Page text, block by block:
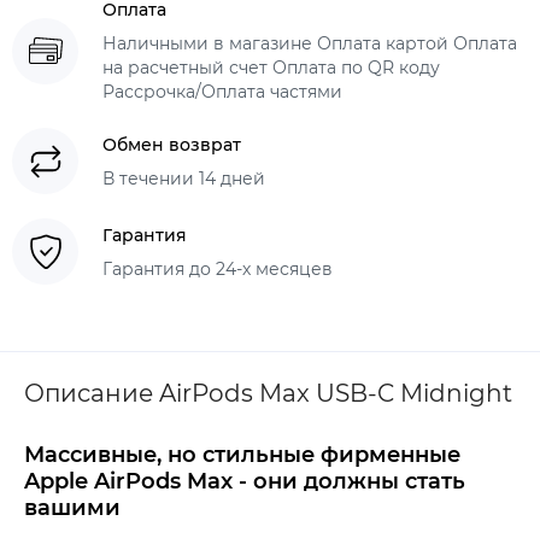
Оплата
Наличными в магазине Оплата картой Оплата
на расчетный счет Оплата по QR коду
Рассрочка/Оплата частями
Обмен возврат
В течении 14 дней
Гарантия
Гарантия до 24-х месяцев
Описание AirPods Max USB-C Midnight
Массивные, но стильные фирменные
Apple AirPods Max - они должны стать
вашими